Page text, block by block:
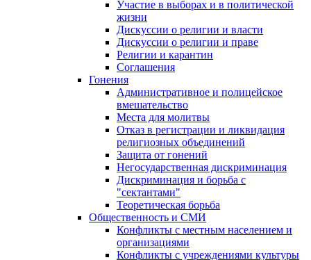
Участие в выборах и в политической
жизни
Дискуссии о религии и власти
Дискуссии о религии и праве
Религии и карантин
Соглашения
Гонения
Административное и полицейское
вмешательство
Места для молитвы
Отказ в регистрации и ликвидация
религиозных объединений
Защита от гонений
Негосударственная дискриминация
Дискриминация и борьба с
"сектантами"
Теоретическая борьба
Общественность и СМИ
Конфликты с местным населением и
организациями
Конфликты с учреждениями культуры